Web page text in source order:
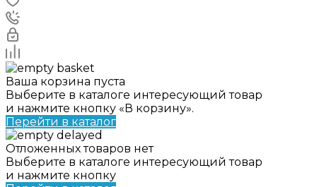
Ваша корзина пуста
Выберите в каталоге интересующий товар
и нажмите кнопку «В корзину».
Перейти в каталог
Отложенных товаров нет
Выберите в каталоге интересующий товар
и нажмите кнопку